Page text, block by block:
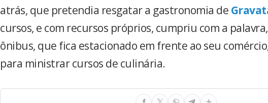
atrás, que pretendia resgatar a gastronomia de
cursos, e com recursos próprios, cumpriu com a
ônibus, que fica estacionado em frente ao seu
para ministrar cursos de culinária.